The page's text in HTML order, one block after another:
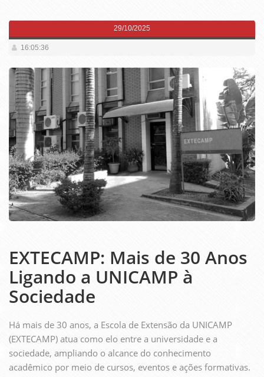
29/10/2025
16:05:36
EXTECAMP: Mais de 30 Anos
Ligando a UNICAMP à
Sociedade
Há mais de 30 anos, a Escola de Extensão da UNICAMP
(EXTECAMP) atua como elo entre a universidade e a
sociedade, ampliando o alcance do conhecimento
acadêmico por meio de cursos, eventos e ações formativas.